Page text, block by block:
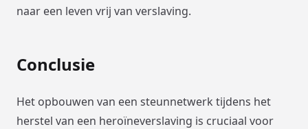
naar een leven vrij van verslaving.
Conclusie
Het opbouwen van een steunnetwerk tijdens het
herstel van een heroïneverslaving is cruciaal voor